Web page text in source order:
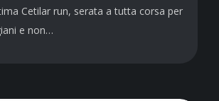
Cetilar run, serata a tutta corsa per
e non…